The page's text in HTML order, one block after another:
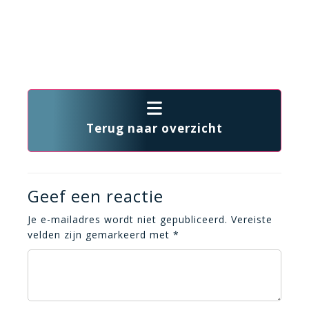
Terug naar overzicht
Geef een reactie
Je e-mailadres wordt niet gepubliceerd. Vereiste
velden zijn gemarkeerd met *